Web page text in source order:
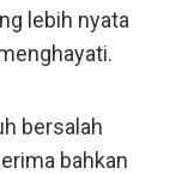
lebih nyata
bersalah
bahkan